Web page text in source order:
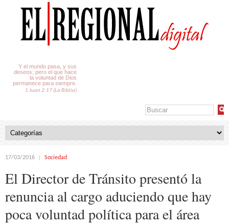
Y el mundo pasa, y sus
deseos; pero el que hace
la voluntad de Dios
permanece para siempre.
1 Juan 2:17 (La Biblia)
17/03/2016 Sociedad
El Director de Tránsito presentó la
renuncia al cargo aduciendo que hay
poca voluntad política para el área